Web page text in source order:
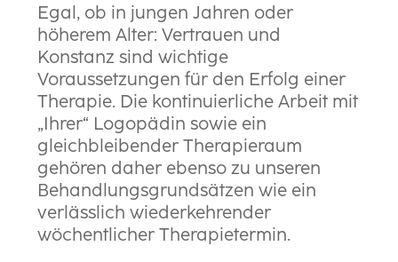
Egal, ob in jungen Jahren oder
höherem Alter: Vertrauen und
Konstanz sind wichtige
Voraussetzungen für den Erfolg einer
Therapie. Die kontinuierliche Arbeit mit
„Ihrer“ Logopädin sowie ein
gleichbleibender Therapieraum
gehören daher ebenso zu unseren
Behandlungsgrundsätzen wie ein
verlässlich wiederkehrender
wöchentlicher Therapietermin.